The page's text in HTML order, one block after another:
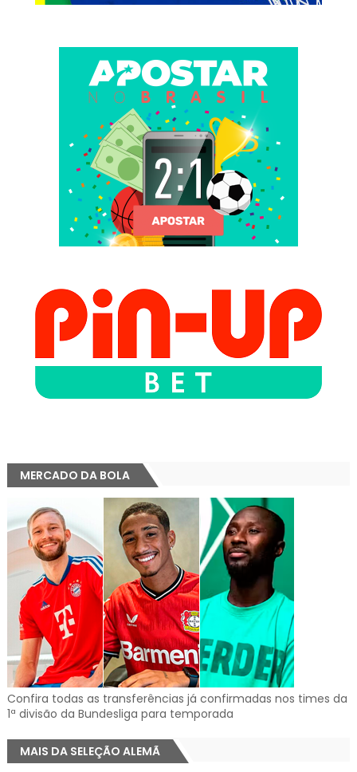
MERCADO DA BOLA
Confira todas as transferências já confirmadas nos times da
1ª divisão da Bundesliga para temporada
MAIS DA SELEÇÃO ALEMÃ